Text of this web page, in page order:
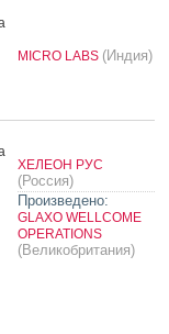
MICRO LABS (Индия)
ХЕЛЕОН РУС
(Россия)
Произведено:
GLAXO WELLCOME
OPERATIONS
(Великобритания)